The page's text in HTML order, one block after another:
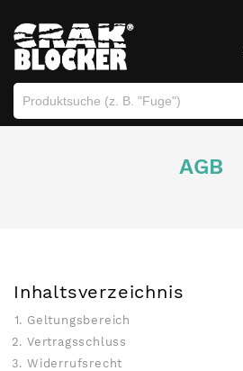
AGB
Inhaltsverzeichnis
Geltungsbereich
Vertragsschluss
Widerrufsrecht